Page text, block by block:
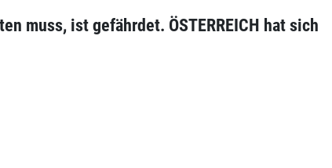
muss, ist gefährdet. ÖSTERREICH hat sich